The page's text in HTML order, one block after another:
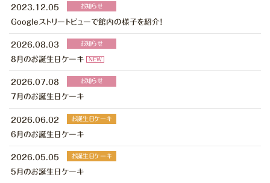
2023.12.05 お知らせ
Googleストリートビューで館内の様子を紹介！
2026.08.03 お知らせ
８月のお誕生日ケーキ NEW
2026.07.08 お知らせ
７月のお誕生日ケーキ
2026.06.02 お誕生日ケーキ
６月のお誕生日ケーキ
2026.05.05 お誕生日ケーキ
５月のお誕生日ケーキ